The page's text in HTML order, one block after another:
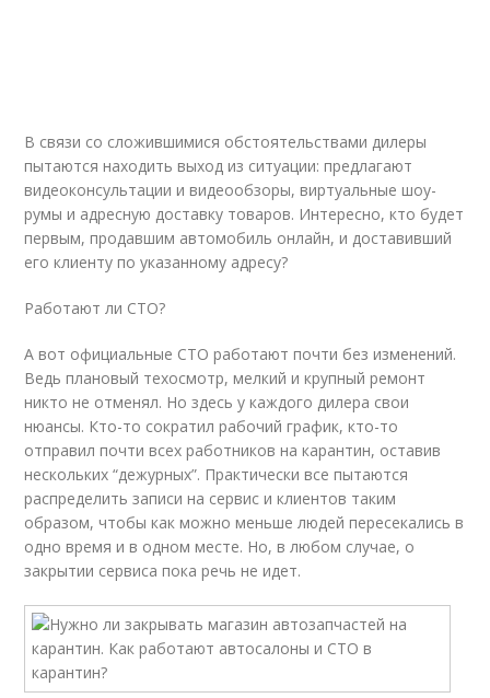
В связи со сложившимися обстоятельствами дилеры
пытаются находить выход из ситуации: предлагают
видеоконсультации и видеообзоры, виртуальные шоу-
румы и адресную доставку товаров. Интересно, кто будет
первым, продавшим автомобиль онлайн, и доставивший
его клиенту по указанному адресу?
Работают ли СТО?
А вот официальные СТО работают почти без изменений.
Ведь плановый техосмотр, мелкий и крупный ремонт
никто не отменял. Но здесь у каждого дилера свои
нюансы. Кто-то сократил рабочий график, кто-то
отправил почти всех работников на карантин, оставив
нескольких “дежурных”. Практически все пытаются
распределить записи на сервис и клиентов таким
образом, чтобы как можно меньше людей пересекались в
одно время и в одном месте. Но, в любом случае, о
закрытии сервиса пока речь не идет.